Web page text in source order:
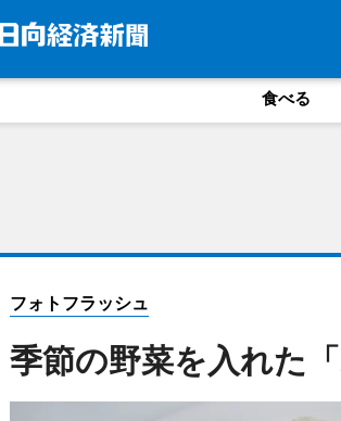
食べる
フォトフラッシュ
季節の野菜を入れた